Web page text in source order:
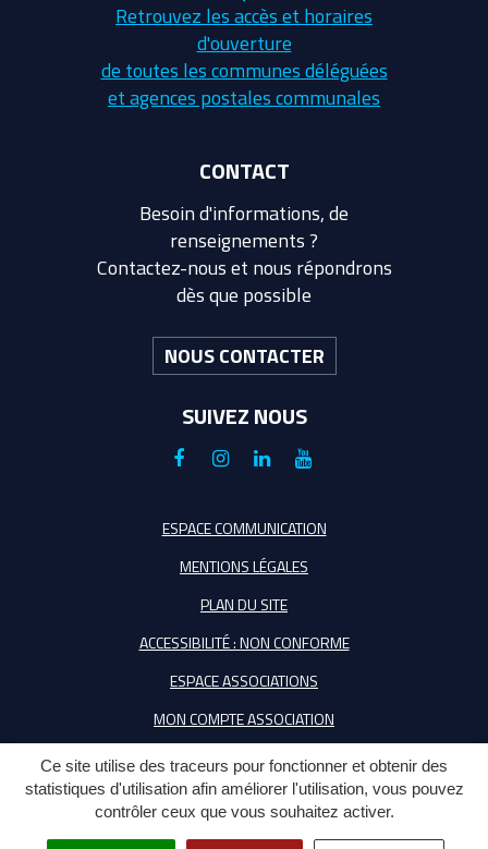
Ce site utilise des traceurs pour fonctionner et obtenir des
statistiques d'utilisation afin améliorer l'utilisation, vous pouvez
contrôler ceux que vous souhaitez activer.
Retrouvez les accès et horaires
d'ouverture
de toutes les communes déléguées
et agences postales communales
CONTACT
Besoin d'informations, de
renseignements ?
Contactez-nous et nous répondrons
dès que possible
NOUS CONTACTER
SUIVEZ NOUS
Lien
le
Facebook
Lien
le
compte
Instagram
Lien
le
compte
Linkedin
Lien
la
Youtube
ESPACE COMMUNICATION
MENTIONS LÉGALES
PLAN DU SITE
ACCESSIBILITÉ : NON CONFORME
ESPACE ASSOCIATIONS
MON COMPTE ASSOCIATION